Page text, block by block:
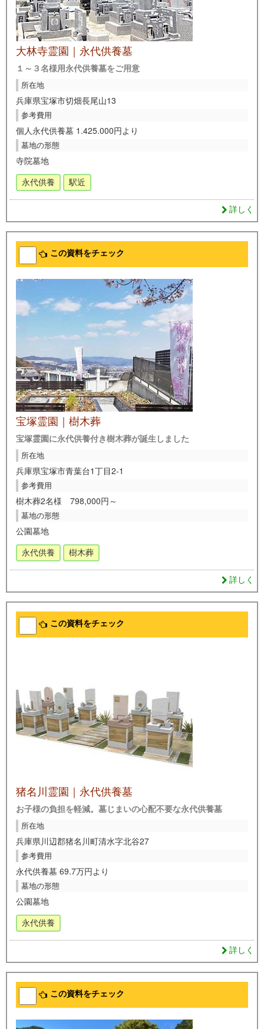
大林寺霊園｜永代供養墓
１～３名様用永代供養墓をご用意
所在地
兵庫県宝塚市切畑長尾山13
参考費用
個人永代供養墓 1.425.000円より
墓地の形態
寺院墓地
永代供養 駅近
詳しく
この資料をチェック
宝塚霊園｜樹木葬
宝塚霊園に永代供養付き樹木葬が誕生しました
所在地
兵庫県宝塚市青葉台1丁目2-1
参考費用
樹木葬2名様 798,000円～
墓地の形態
公園墓地
永代供養 樹木葬
詳しく
この資料をチェック
猪名川霊園｜永代供養墓
お子様の負担を軽減。墓じまいの心配不要な永代供養墓
所在地
兵庫県川辺郡猪名川町清水字北谷27
参考費用
永代供養墓 69.7万円より
墓地の形態
公園墓地
永代供養
詳しく
この資料をチェック